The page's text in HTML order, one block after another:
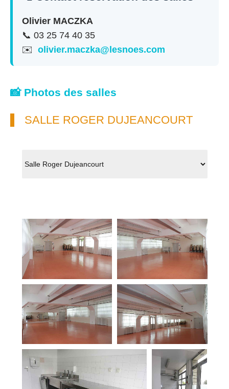
Olivier MACZKA
📞 03 25 74 40 35
✉️ olivier.maczka@lesnoes.com
📸 Photos des salles
SALLE ROGER DUJEANCOURT